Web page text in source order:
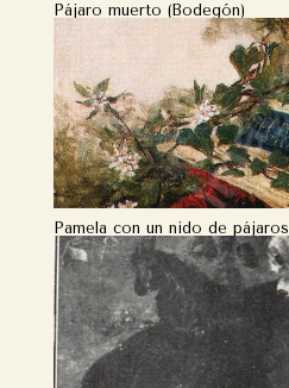
Pájaro muerto (Bodegón)
Pamela con un nido de pájaros